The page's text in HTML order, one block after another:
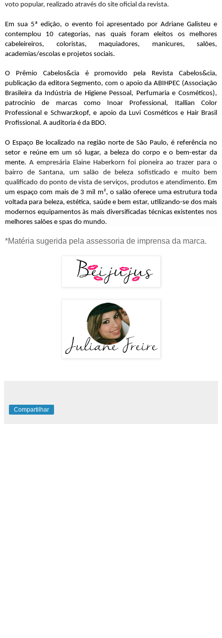
voto popular, realizado através do site oficial da revista.
Em sua 5­ª edição, o evento foi apresentado por Adriane Galisteu e
contemplou 10 categorias, nas quais foram eleitos os melhores
cabeleireiros, coloristas, maquiadores, manicures, salões,
academias/escolas e projetos sociais.
O Prêmio Cabelos&cia é promovido pela Revista Cabelos&cia,
publicação da editora Segmento, com o apoio da ABIHPEC (Associação
Brasileira da Indústria de Higiene Pessoal, Perfumaria e Cosméticos),
patrocínio de marcas como Inoar Professional, Itallian Color
Professional e Schwarzkopf, e apoio da Luvi Cosméticos e Hair Brasil
Profissional. A auditoria é da BDO.
O Espaço Be localizado na região norte de São Paulo, é referência no
setor e reúne em um só lugar, a beleza do corpo e o bem-estar da
mente. A empresária Elaine Haberkorn foi pioneira ao trazer para o
bairro de Santana, um salão de beleza sofisticado e muito bem
qualificado do ponto de vista de serviços, produtos e atendimento. Em
um espaço com mais de 3 mil m², o salão oferece uma estrutura toda
voltada para beleza, estética, saúde e bem estar, utilizando-se dos mais
modernos equipamentos às mais diversificadas técnicas existentes nos
melhores salões e spas do mundo.
*Matéria sugerida pela assessoria de imprensa da marca.
Compartilhar